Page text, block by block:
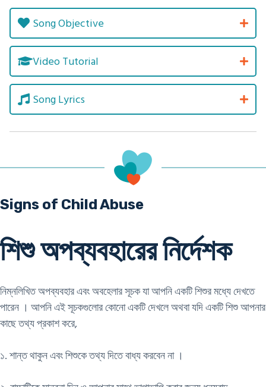
Song Objective
Video Tutorial
Song Lyrics
Signs of Child Abuse
শিশু অপব্যবহারের নির্দেশক
নিম্নলিখিত অপব্যবহার এবং অবহেলার সূচক যা আপনি একটি শিশুর মধ্যে দেখতে
পারেন । আপনি এই সূচকগুলোর কোনো একটি দেখলে অথবা যদি একটি শিশু আপনার
কাছে তথ্য প্রকাশ করে,
১. শান্ত থাকুন এবং শিশুকে তথ্য দিতে বাধ্য করবেন না ।